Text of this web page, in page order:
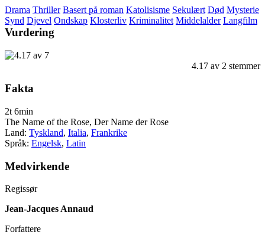
Drama Thriller Basert på roman Katolisisme Sekulært Død Mysterie
Synd Djevel Ondskap Klosterliv Kriminalitet Middelalder Langfilm
Vurdering
4.17 av 2 stemmer
Fakta
2t 6min
The Name of the Rose, Der Name der Rose
Land: Tyskland, Italia, Frankrike
Språk: Engelsk, Latin
Medvirkende
Regissør
Jean-Jacques Annaud
Forfattere